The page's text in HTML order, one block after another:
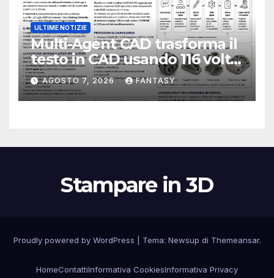
ULTIME NOTIZIE
Multi-Agent CAD trasforma il
testo in CAD usando 116 volte
meno token
AGOSTO 7, 2026 FANTASY
Stampare in 3D
Proudly powered by WordPress Tema: Newsup di Themeansar.
HomeContattiInformativa CookiesInformativa Privacy